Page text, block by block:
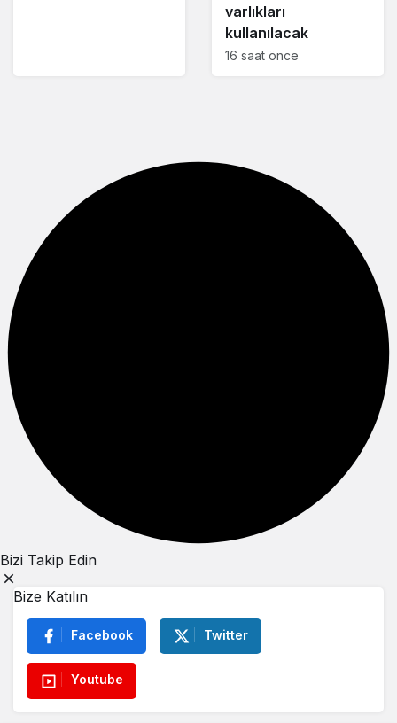
varlıkları
kullanılacak
16 saat önce
Bizi Takip Edin
Bize Katılın
Facebook Twitter
Youtube